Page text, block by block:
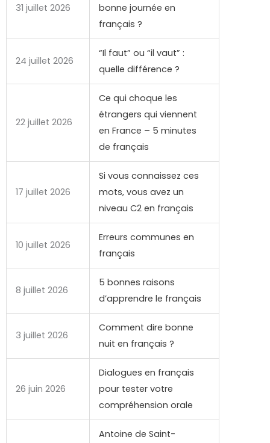
31 juillet 2026
bonne journée en
français ?
24 juillet 2026
“Il faut” ou “il vaut” :
quelle différence ?
22 juillet 2026
Ce qui choque les
étrangers qui viennent
en France – 5 minutes
de français
17 juillet 2026
Si vous connaissez ces
mots, vous avez un
niveau C2 en français
10 juillet 2026
Erreurs communes en
français
8 juillet 2026
5 bonnes raisons
d’apprendre le français
3 juillet 2026
Comment dire bonne
nuit en français ?
26 juin 2026
Dialogues en français
pour tester votre
compréhension orale
Antoine de Saint-